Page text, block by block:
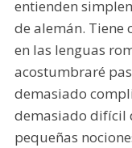
entienden
de alemán. Tiene
en las lenguas
acostumbraré
demasiado
demasiado difícil
pequeñas